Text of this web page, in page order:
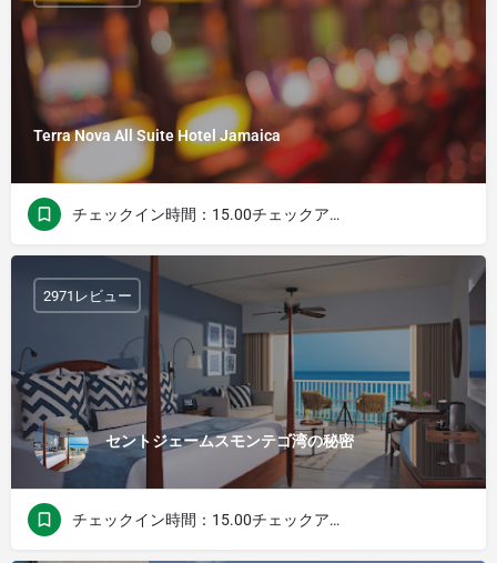
Terra Nova All Suite Hotel Jamaica
チェックイン時間：15.00チェックアウト時間：12.00
セントジェームスモンテゴ湾の秘密
2971レビュー
チェックイン時間：15.00チェックアウト時間：12.00